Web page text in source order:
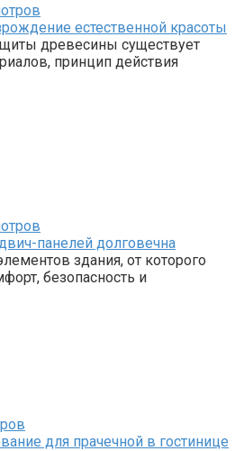
естественной красоты
древесины существует
принцип действия
панелей долговечна
здания, от которого
безопасность и
для прачечной в гостинице